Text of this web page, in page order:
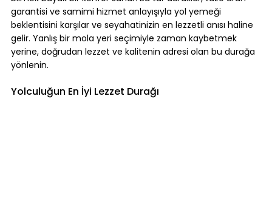
garantisi ve samimi hizmet anlayışıyla yol yemeği
beklentisini karşılar ve seyahatinizin en lezzetli anısı haline
gelir. Yanlış bir mola yeri seçimiyle zaman kaybetmek
yerine, doğrudan lezzet ve kalitenin adresi olan bu durağa
yönlenin.
Yolculuğun En İyi Lezzet Durağı